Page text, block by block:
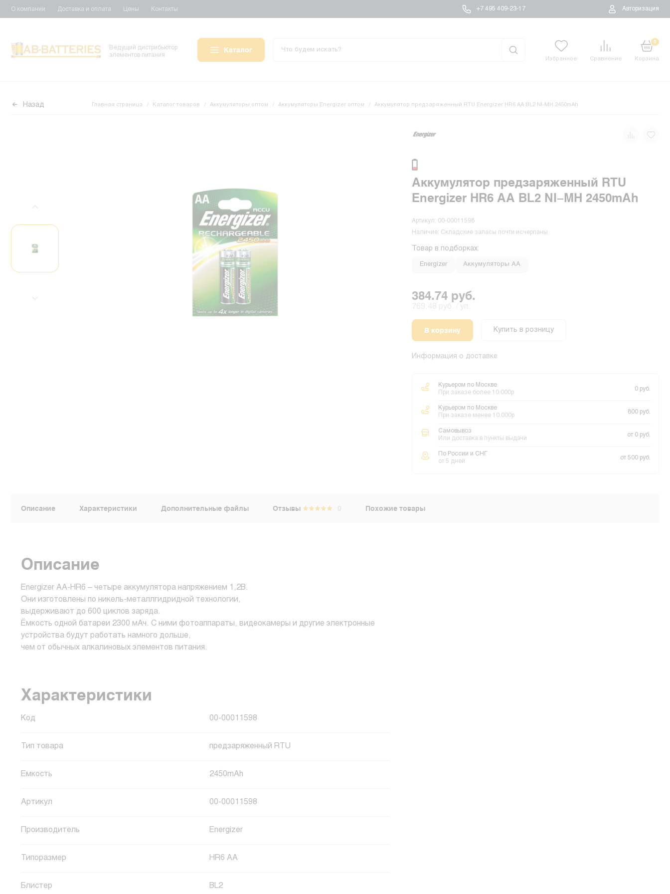
О компании Доставка и оплата Цены Контакты +7 495 409-23-17 Авторизация
Ведущий дистрибьютор
элементов питания
Каталог
Избранное Сравнение Корзина
0
Назад Главная страница Каталог товаров Аккумуляторы оптом Аккумуляторы Energizer оптом Аккумулятор предзаряженный RTU Energizer HR6 AA BL2 NI-MH 2450mAh
Аккумулятор предзаряженный RTU
Energizer HR6 AA BL2 NI-MH 2450mAh
Артикул: 00-00011598
Наличие: Складские запасы почти исчерпаны
Товар в подборках:
Energizer Аккумуляторы АА
384.74 руб.
В корзину Купить в розницу
Информация о доставке
Курьером по Москве
При заказе более 10.000р
0 руб.
Курьером по Москве
При заказе менее 10.000р
800 руб.
Самовывоз
Или доставка в пункты выдачи
от 0 руб.
По России и СНГ
от 5 дней
от 500 руб.
Описание Характеристики Дополнительные файлы Отзывы Похожие товары
Описание
Energizer AA-HR6 – четыре аккумулятора напряжением 1,2В.
Они изготовлены по никель-металлгидридной технологии,
выдерживают до 600 циклов заряда.
Ёмкость одной батареи 2300 мАч. С ними фотоаппараты, видеокамеры и другие электронные
устройства будут работать намного дольше,
чем от обычных алкалиновых элементов питания.
Характеристики
Код 00-00011598
Тип товара предзаряженный RTU
Емкость 2450mAh
Артикул 00-00011598
Производитель Energizer
Типоразмер HR6 AA
Блистер BL2